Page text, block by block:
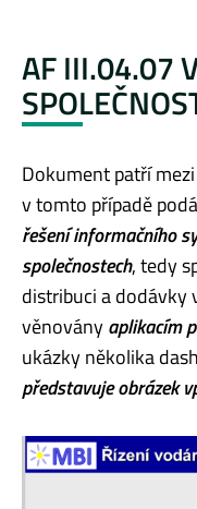
AF III.04.07
Dokument patří
v tomto případě
řešení informačního
společnostech, tedy
distribuci a dodávky
věnoványaplikacím
ukázky několika
představuje obrázek